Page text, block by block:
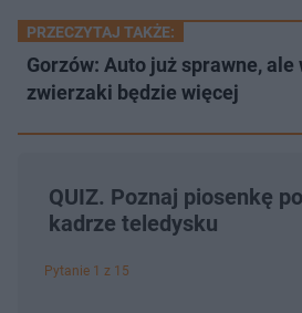
PRZECZYTAJ TAKŻE:
Gorzów: Auto już sprawne, ale
zwierzaki będzie więcej
QUIZ. Poznaj piosenkę
kadrze teledysku
Pytanie 1 z 15